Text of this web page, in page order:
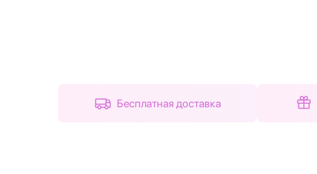
Бесплатная доставка